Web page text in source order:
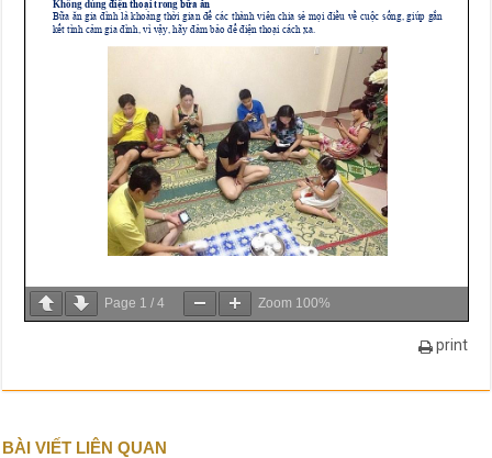
Page 1 /4 Zoom 100%
print
BÀI VIẾT LIÊN QUAN